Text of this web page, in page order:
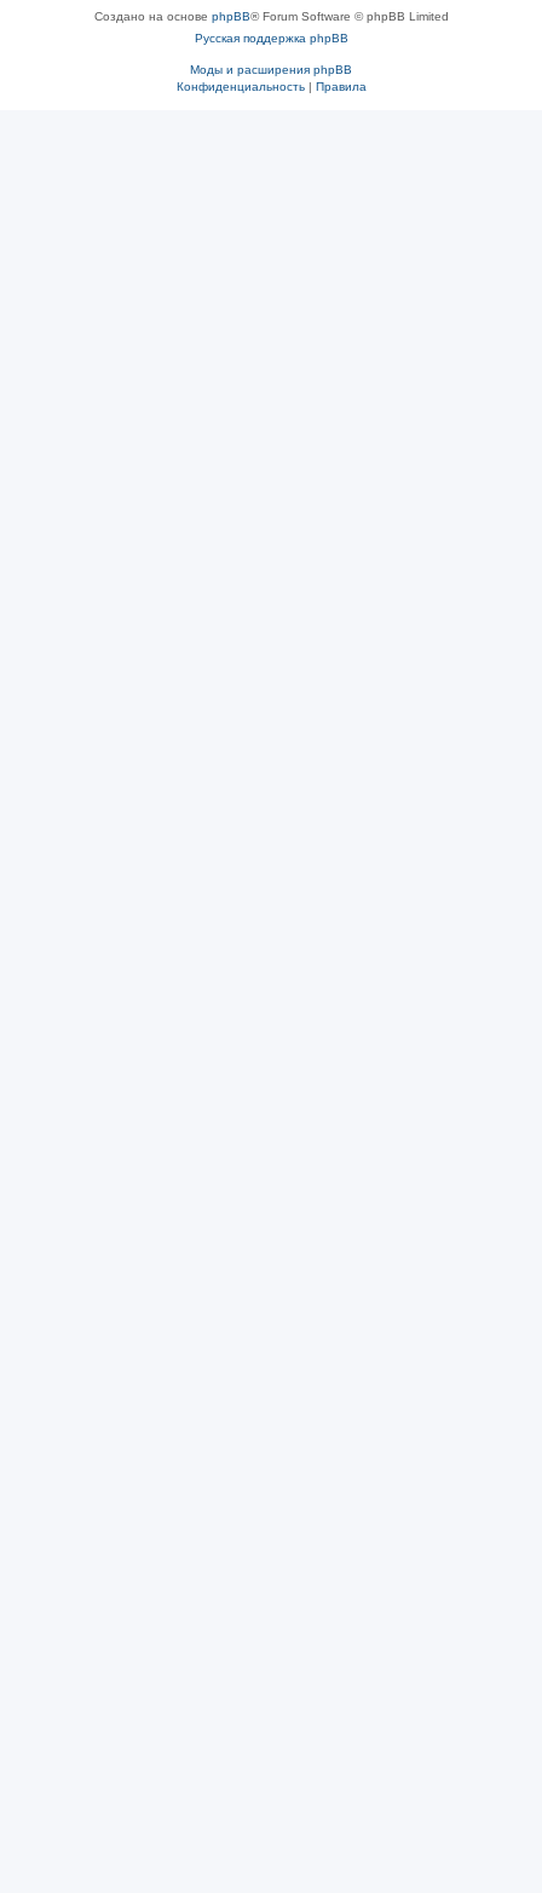
Создано на основе phpBB® Forum Software © phpBB Limited
Русская поддержка phpBB
Моды и расширения phpBB
Конфиденциальность| Правила